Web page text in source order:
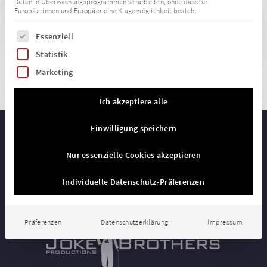
2026 coming soon!
AGB
Impressum
Europäerinnen und Europäer eine Klagemöglichkeit besteht.
Es folgt eine Liste der Service-Gruppen, für die eine
Essenziell
Statistik
Marketing
Ich akzeptiere alle
Einwilligung speichern
Nur essenzielle Cookies akzeptieren
Individuelle Datenschutz-Präferenzen
Präferenzen Datenschutzerklärung Impressum